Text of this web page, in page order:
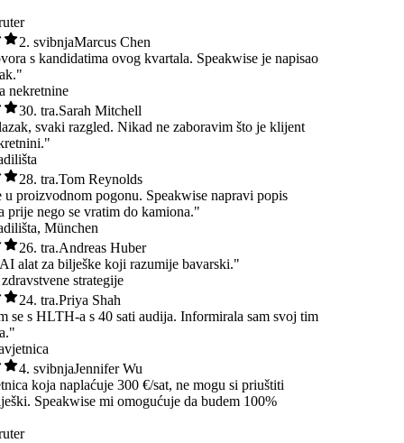
2. svibnjaMarcus Chen
s kandidatima ovog kvartala. Speakwise je napisao
nekretnine
30. tra.Sarah Mitchell
svaki razgled. Nikad ne zaboravim što je klijent
28. tra.Tom Reynolds
u proizvodnom pogonu. Speakwise napravi popis
prije nego se vratim do kamiona."
München
26. tra.Andreas Huber
AI alat za bilješke koji razumije bavarski."
zdravstvene strategije
24. tra.Priya Shah
se s HLTH-a s 40 sati audija. Informirala sam svoj tim
4. svibnjaJennifer Wu
koja naplaćuje 300 €/sat, ne mogu si priuštiti
Speakwise mi omogućuje da budem 100%